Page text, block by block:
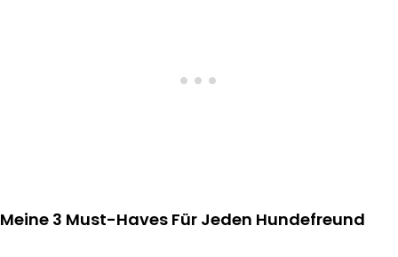
Meine 3 Must-Haves Für Jeden Hundefreund​